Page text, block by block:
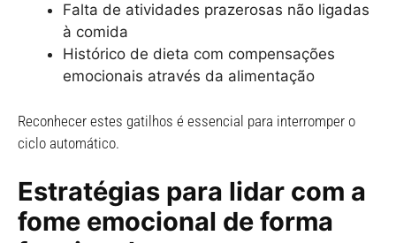
Falta de atividades prazerosas não ligadas
à comida
Histórico de dieta com compensações
emocionais através da alimentação
Reconhecer estes gatilhos é essencial para interromper o
ciclo automático.
Estratégias para lidar com a
fome emocional de forma